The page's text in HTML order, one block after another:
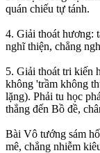
quán chiếu tự tánh.
4. Giải thoát hương:
nghĩ thiện, chẳng
5. Giải thoát tri kiến
không 'trầm không
lặng). Phải tu học
thẳng đến Bồ đề,
Bài Vô tướng sám
mê, chẳng nhiễm